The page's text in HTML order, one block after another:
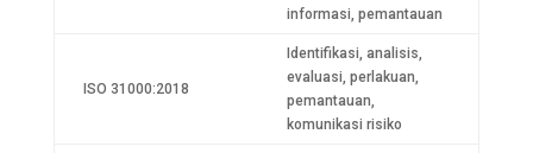
informasi, pemantauan
ISO 31000:2018
Identifikasi, analisis,
evaluasi, perlakuan,
pemantauan,
komunikasi risiko